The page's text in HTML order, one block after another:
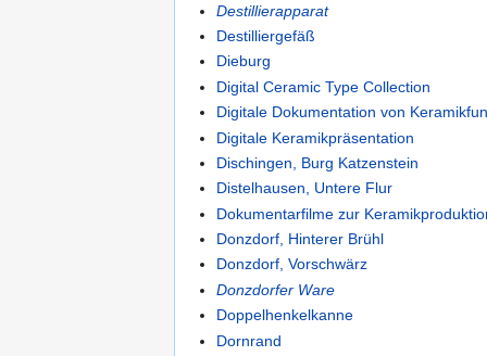
Destillierapparat
Destilliergefäß
Dieburg
Digital Ceramic Type Collection
Digitale Dokumentation von
Digitale Keramikpräsentation
Dischingen, Burg Katzenstein
Distelhausen, Untere Flur
Dokumentarfilme zur
Donzdorf, Hinterer Brühl
Donzdorf, Vorschwärz
Donzdorfer Ware
Doppelhenkelkanne
Dornrand